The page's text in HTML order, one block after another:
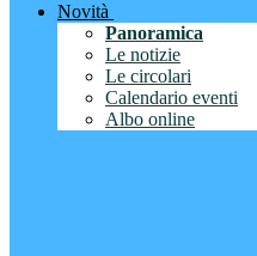
Novità
Panoramica
Le notizie
Le circolari
Calendario eventi
Albo online